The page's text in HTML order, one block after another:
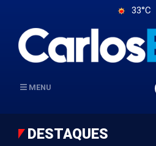
33°C
MENU
DESTAQUES